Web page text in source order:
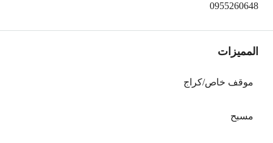
0955260648
المميزات
موقف خاص/كراج
مسبح